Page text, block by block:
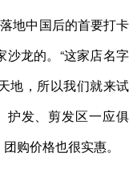
地中国后的首要打卡
龙的。“这家店名字
地，所以我们就来试
护发、剪发区一应俱
购价格也很实惠。